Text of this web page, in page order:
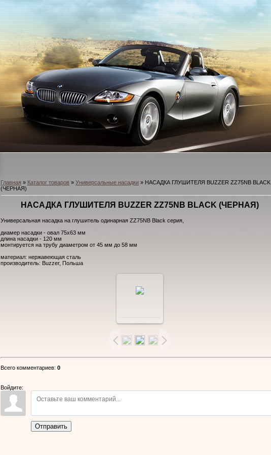
Главная » Каталог товаров » Универсальные насадки » НАСАДКА ГЛУШИТЕЛЯ BUZZER ZZ75NB BLACK
(ЧЕРНАЯ)
НАСАДКА ГЛУШИТЕЛЯ BUZZER ZZ75NB BLACK (ЧЕРНАЯ)
Универсальная насадка на глушитель одинарная ZZ75NB Black серия,
диамер насадки - овал 75х63 мм
длина насадки - 120 мм
монтируется на трубу диаметром от 45 мм до 58 мм
материал: нержавеющая сталь
производитель: Buzzer, Польша
размере
Всего комментариев: 0
Войдите:
Отправить